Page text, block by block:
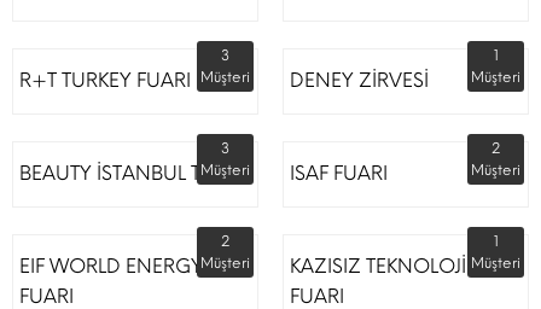
R+T TURKEY FUARI
3
Müşteri
DENEY ZİRVESİ
1
Müşteri
BEAUTY İSTANBUL TÜYAP
3
Müşteri
ISAF FUARI
2
Müşteri
EIF WORLD ENERGY
FUARI
2
Müşteri
KAZISIZ TEKNOLOJİLER
FUARI
1
Müşteri